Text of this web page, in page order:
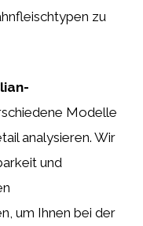
zu
Modelle
analysieren. Wir
und
um Ihnen bei der